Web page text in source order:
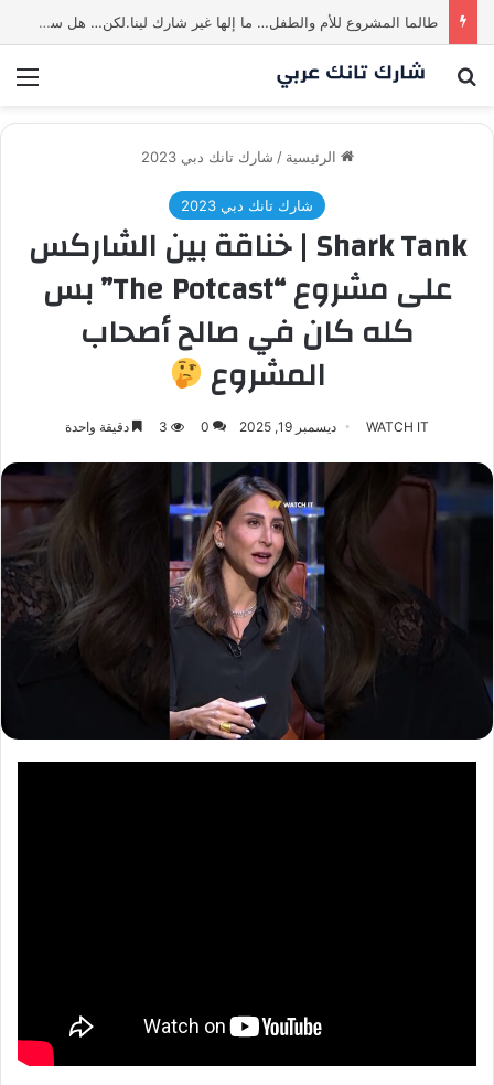
طالما المشروع للأم والطفل… ما إلها غير شارك لينا.لكن… هل ستقدم عرضًا؟ | شارك تانك العراق
بحث عن
الرئيسية / شارك تانك دبي 2023
شارك تانك دبي 2023
Shark Tank | خناقة بين الشاركس
على مشروع “The Potcast” بس
كله كان في صالح أصحاب
المشروع
WATCH IT ديسمبر 19, 2025 0
3 دقيقة واحدة